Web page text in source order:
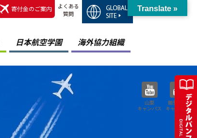
寄付金のご案内
よくある
質問
日本航空学園 海外協力組織
山梨
キャンパス
能登空港
キャンパス
Translate »